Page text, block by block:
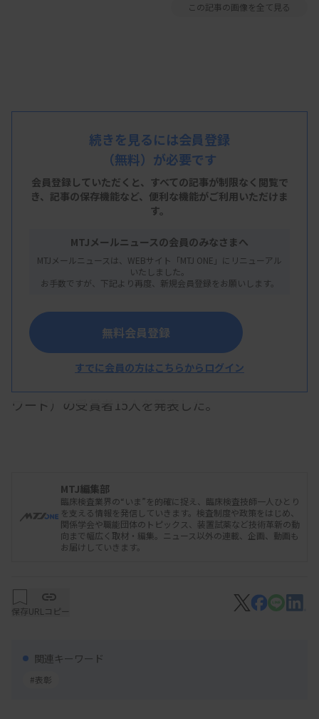
この記事の画像を全て見る
ロシュ・ダイアグノスティックスは3月25日、感
染症研究や対策に貢献した人を表彰する「Roche
ワード）の受賞者15人を発表した。
100万円）は、熊本大学大学院の渡邊丈久氏（消化
器内科学講座）が受賞した。HBV感染症の新たな治
療戦略として開発された低分子化合物SAG-524の研
究成果が評価された。
Excellence in Practice部門の最優秀賞（30万円）
科）が受賞。東京2020オリンピック・パラリンピ
ック競技大会での新型コロナウイルスに対する大規
続きを見るには会員登録
（無料）が必要です
会員登録していただくと、すべての記事が制限なく閲覧で
き、 記事の保存機能など、便利な機能がご利用いただけま
す。
MTJメールニュースの会員のみなさまへ
MTJメールニュースは、WEBサイト「MTJ ONE」にリニューアル
いたしました。
お手数ですが、下記より再度、新規会員登録をお願いします。
無料会員登録
すでに会員の方はこちらからログイン
MTJ編集部
臨床検査業界の“いま”を的確に捉え、臨床検査技師一人ひとり
を支える情報を発信していきます。検査制度や政策をはじめ、
関係学会や職能団体のトピックス、装置試薬など技術革新の動
向まで幅広く取材・編集。ニュース以外の連載、企画、動画も
お届けしていきます。
保存URLコピー
関連キーワード
#表彰